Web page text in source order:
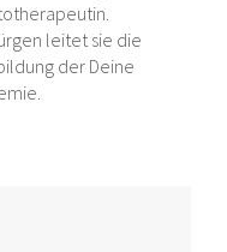
leitet sie die
der Deine